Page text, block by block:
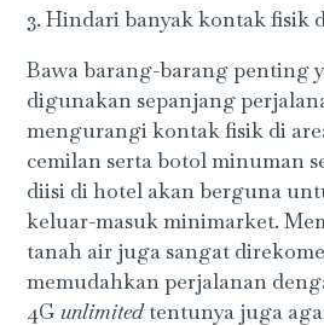
3. Hindari banyak kontak fisik
Bawa barang-barang penting
digunakan sepanjang
mengurangi kontak fisik di
cemilan serta botol minuman
diisi di hotel akan berguna
keluar-masuk minimarket.
tanah air juga sangat
memudahkan perjalanan
4G unlimitedtentunya juga